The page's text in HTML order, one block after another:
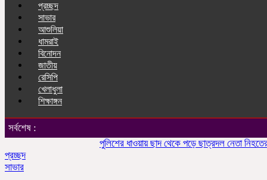
প্রচ্ছদ
সাভার
আশুলিয়া
ধামরাই
বিনোদন
জাতীয়
রেসিপি
খেলাধুলা
শিক্ষাঙ্গন
সর্বশেষ :
পুলিশের ধাওয়ায় ছাদ থেকে পড়ে ছাত্রদল নেতা নিহতের
প্রচ্ছদ
সাভার